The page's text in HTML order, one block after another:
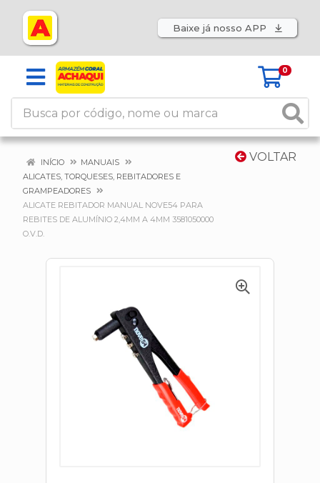
Baixe já nosso APP
0
VOLTAR
INÍCIO
MANUAIS
ALICATES, TORQUESES, REBITADORES E
GRAMPEADORES
ALICATE REBITADOR MANUAL NOVE54 PARA
REBITES DE ALUMÍNIO 2,4MM A 4MM 3581050000
O.V.D.